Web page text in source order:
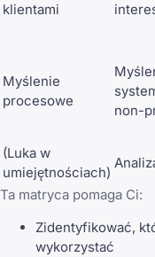
klientami
Myślenie
procesowe
non-
(Luka w
umiejętnościach)
Ta matryca pomaga Ci:
Zidentyfikować,
wykorzystać